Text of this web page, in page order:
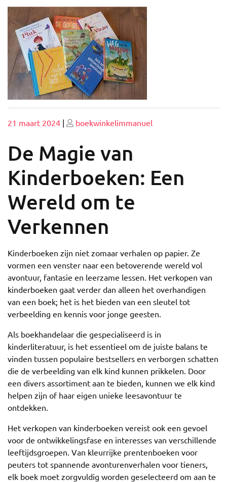
Geplaatst
21 maart 2024 | Geplaatst
boekwinkelimmanuel
De Magie van
Kinderboeken: Een
Wereld om te
Verkennen
Kinderboeken zijn niet zomaar verhalen op papier. Ze
vormen een venster naar een betoverende wereld vol
avontuur, fantasie en leerzame lessen. Het verkopen van
kinderboeken gaat verder dan alleen het overhandigen
van een boek; het is het bieden van een sleutel tot
verbeelding en kennis voor jonge geesten.
Als boekhandelaar die gespecialiseerd is in
kinderliteratuur, is het essentieel om de juiste balans te
vinden tussen populaire bestsellers en verborgen schatten
die de verbeelding van elk kind kunnen prikkelen. Door
een divers assortiment aan te bieden, kunnen we elk kind
helpen zijn of haar eigen unieke leesavontuur te
ontdekken.
Het verkopen van kinderboeken vereist ook een gevoel
voor de ontwikkelingsfase en interesses van verschillende
leeftijdsgroepen. Van kleurrijke prentenboeken voor
peuters tot spannende avonturenverhalen voor tieners,
elk boek moet zorgvuldig worden geselecteerd om aan te